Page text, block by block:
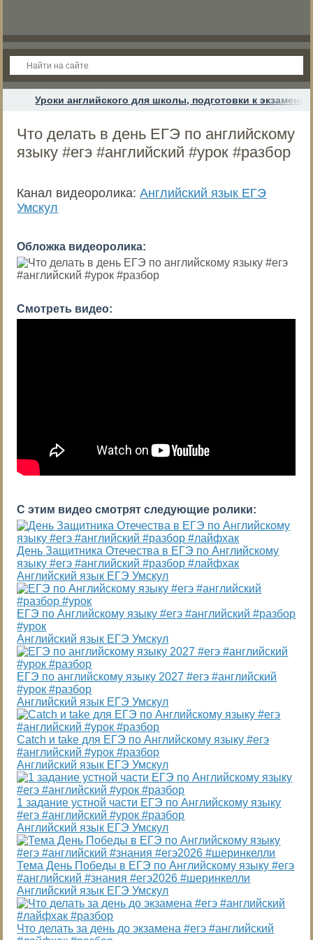
Уроки английского для школы, подготовки к
Что делать в день ЕГЭ по английскому
языку #егэ #английский #урок #разбор
Канал видеоролика:Английский язык ЕГЭ
Умскул
Обложка видеоролика:
Смотреть видео:
С этим видео смотрят следующие ролики:
День Защитника Отечества в ЕГЭ по Английскому
языку #егэ #английский #разбор #лайфхак
Английский язык ЕГЭ Умскул
ЕГЭ по Английскому языку #егэ #английский #разбор
#урок
Английский язык ЕГЭ Умскул
ЕГЭ по английскому языку 2027 #егэ #английский
#урок #разбор
Английский язык ЕГЭ Умскул
Catch и take для ЕГЭ по Английскому языку #егэ
#английский #урок #разбор
Английский язык ЕГЭ Умскул
1 задание устной части ЕГЭ по Английскому языку
#егэ #английский #урок #разбор
Английский язык ЕГЭ Умскул
Тема День Победы в ЕГЭ по Английскому языку #егэ
#английский #знания #егэ2026 #шеринкелли
Английский язык ЕГЭ Умскул
Что делать за день до экзамена #егэ #английский